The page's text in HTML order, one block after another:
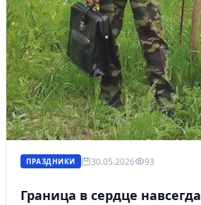
ПРАЗДНИКИ 30.05.2026 93
Граница в сердце навсегда